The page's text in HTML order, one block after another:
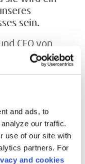
and ads, to
our traffic.
use of our site with
partners. For
and cookies
sein.
CEO von